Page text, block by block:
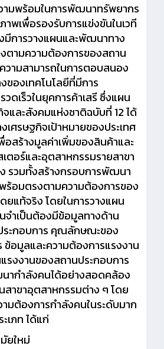
พร้อมในการพัฒนาทรัพยากร
พเพื่อรองรับการแข่งขันในเวที
มีการวางแผนและพัฒนาทาง
ตามความต้องการของสถาน
วามสามารถในการตอบสนอง
ของเทคโนโลยีที่มีการ
ดเร็วในยุคการค้าเสรี ซึ่งแผน
และสังคมแห่งชาติฉบับที่ 12 ได้
ศรษฐกิจเป้าหมายของประเทศ
อสร้างมูลค่าเพิ่มของสินค้าและ
ตอร์และอุตสาหกรรมรายสาขา
ง รวมทั้งสร้างกรอบการพัฒนา
ร้อมตรงตามความต้องการของ
ยแท้จริง โดยในการวางแผน
ำเป็นต้องมีข้อมูลทางด้าน
ระกอบการ คุณลักษณะของ
อมูลและความต้องการแรงงาน
รงงานของสถานประกอบการ
ากำลังคนได้อย่างสอดคล้อง
สาขาอุตสาหกรรมต่าง ๆ โดย
มต้องการกำลังคนในระดับมาก
เภท ได้แก่
ใหม่